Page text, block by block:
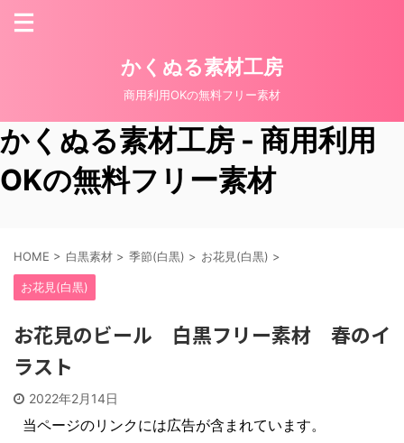
かくぬる素材工房
商用利用OKの無料フリー素材
かくぬる素材工房 - 商用利用
OKの無料フリー素材
HOME > 白黒素材 > 季節(白黒) > お花見(白黒) >
お花見(白黒)
お花見のビール 白黒フリー素材 春のイ
ラスト
2022年2月14日
当ページのリンクには広告が含まれています。